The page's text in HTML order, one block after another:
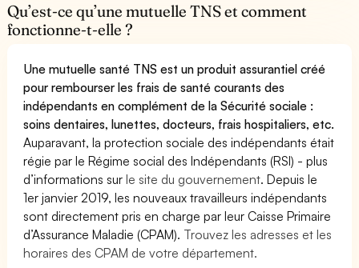
Qu’est-ce qu’une mutuelle TNS et comment
fonctionne-t-elle ?
Une mutuelle santé TNS est un produit assurantiel créé
pour rembourser les frais de santé courants des
indépendants en complément de la Sécurité sociale :
soins dentaires, lunettes, docteurs, frais hospitaliers, etc.
Auparavant, la protection sociale des indépendants était
régie par le Régime social des Indépendants (RSI) - plus
d’informations surle site du gouvernement. Depuis le
1er janvier 2019, les nouveaux travailleurs indépendants
sont directement pris en charge par leur Caisse Primaire
d’Assurance Maladie (CPAM). Trouvez les adresses et les
horaires des CPAM de votre département.